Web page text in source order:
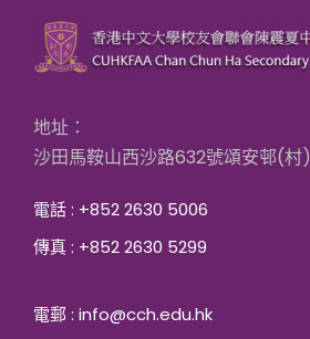
地址：
沙田馬鞍山西沙路632號頌安邨(村)
電話 : +852 2630 5006
傳真 : +852 2630 5299
電郵 : info@cch.edu.hk